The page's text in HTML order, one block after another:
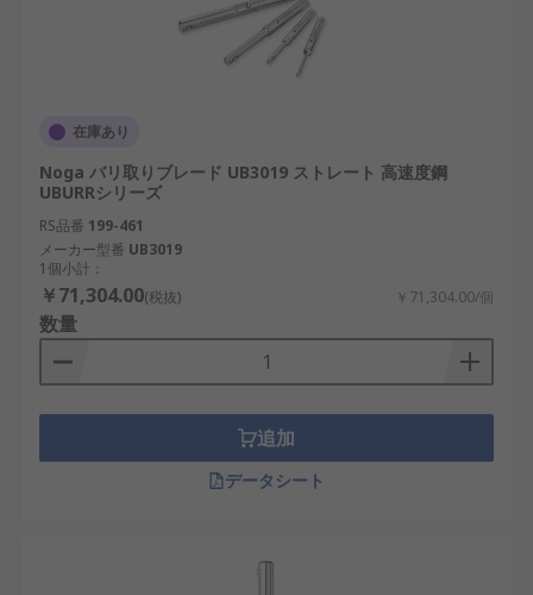
在庫あり
Noga バリ取りブレード UB3019 ストレート 高速度鋼
UBURRシリーズ
RS品番 199-461
メーカー型番 UB3019
1個小計：
￥71,304.00(税抜) ￥71,304.00/個
数量
追加
データシート